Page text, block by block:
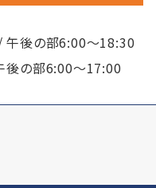
午後の部6:00～18:30
後の部6:00～17:00